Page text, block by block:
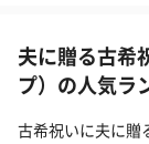
夫に贈る古希
プ）の人気ラ
古希祝いに夫に贈